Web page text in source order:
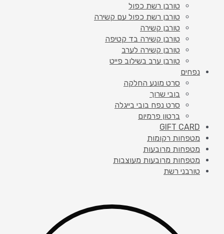
טורבן רשת כפול
טורבן רשת כפול עם קשירה
טורבן קשירה
טורבן קשירה בד קטיפה
טורבן קשירה לערב
טורבן ערב בשילוב פייט
נפחים
סרט מונע החלקה
בובי שרוך
סרט נפח בובי בייגלה
ברטון פרמיום
GIFT CARD
מטפחות רקומות
מטפחות מרובעות
מטפחות מרובעות מעוצבות
טורבני רשת